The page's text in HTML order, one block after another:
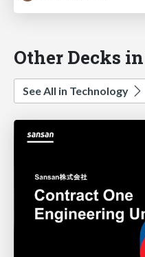
Other Decks
See All in Technology